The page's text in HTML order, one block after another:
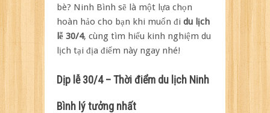
bè? Ninh Bình sẽ là một lựa chọn
hoàn hảo cho bạn khi muốn đi du lịch
lễ 30/4, cùng tìm hiểu kinh nghiệm du
lịch tại địa điểm này ngay nhé!
Dịp lễ 30/4 – Thời điểm du lịch Ninh
Bình lý tưởng nhất